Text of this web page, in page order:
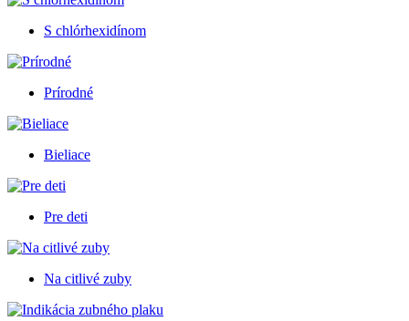
S chlórhexidínom
Prírodné
Bieliace
Pre deti
Na citlivé zuby